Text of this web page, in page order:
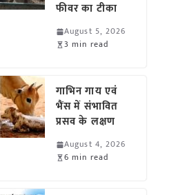
फीवर का टीका
August 5, 2026
3 min read
गाभिन गाय एवं
भैंस में संभावित
प्रसव के लक्षण
August 4, 2026
6 min read